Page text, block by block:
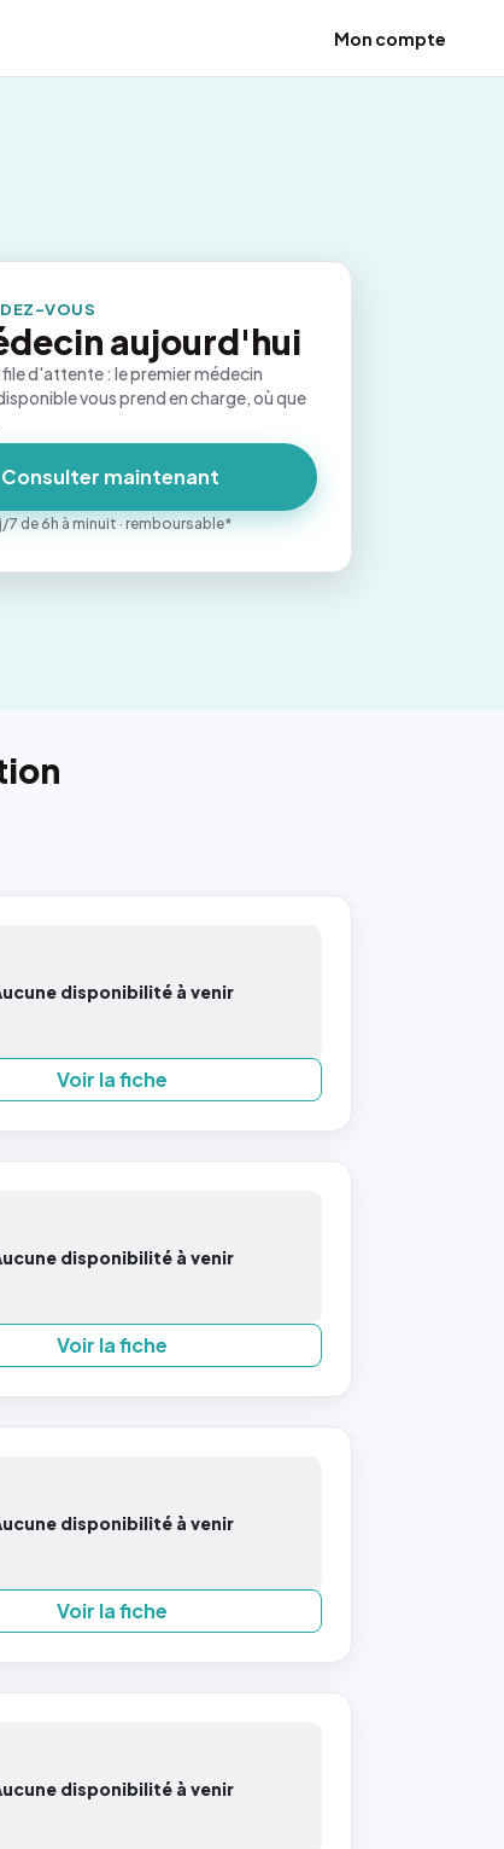
Mon compte
VOUS
aujourd'hui
d'attente : le premier médecin
vous prend en charge, où que
Consulter maintenant
7 de 6h à minuit · remboursable*
disponibilité à venir
Voir la fiche
disponibilité à venir
Voir la fiche
disponibilité à venir
Voir la fiche
disponibilité à venir